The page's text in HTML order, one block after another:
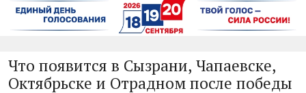
Что появится в Сызрани, Чапаевске,
Октябрьске и Отрадном после победы